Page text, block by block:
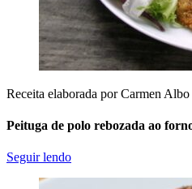
Receita elaborada por Carmen
Peituga de polo rebozada ao
Seguir lendo